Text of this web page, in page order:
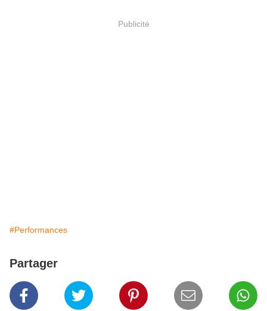
Publicité
#Performances
Partager